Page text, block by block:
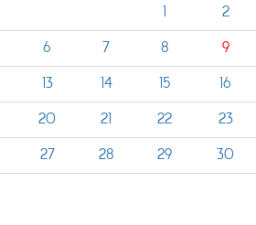
1
2
6 7 8
9
13 14 15
16
20 21 22
23
27 28 29
30